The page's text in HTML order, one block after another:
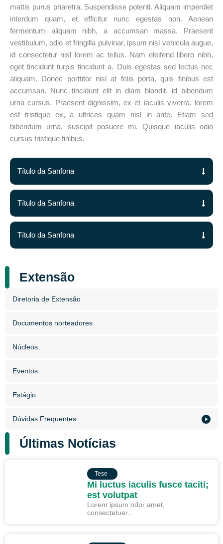
mattis purus pharetra. Suspendisse potenti. Aliquam imperdiet
interdum quam, et efficitur nunc egestas non. Aenean
fermentum aliquam nibh, a accumsan massa. Praesent
vestibulum, odio et fringilla pulvinar, ipsum nisl vehicula augue,
id consectetur nisl lorem ac tellus. Nam eleifend libero nibh,
eget tincidunt turpis tincidunt a. Duis egestas sed lectus nec
aliquam. Donec porttitor nisl at felis porta, quis finibus est
accumsan. Nunc tincidunt elit in diam blandit, id bibendum
urna cursus. Praesent dignissim, ex et iaculis viverra, lorem
est tristique ex, a ultrices quam nisl in ante. Etiam sed
bibendum urna, suscipit posuere mi. Quisque iaculis odio
cursus tristique finibus.
Título da Sanfona
Título da Sanfona
Título da Sanfona
Extensão
Diretoria de Extensão
Documentos norteadores
Núcleos
Eventos
Estágio
Dúvidas Frequentes
Últimas Notícias
Tese
Mi luctus iaculis fusce taciti;
est volutpat
Lorem ipsum odor amet,
consectetuer...